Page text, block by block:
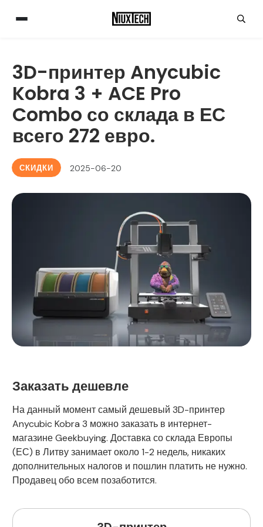
3D-принтер Anycubic
Kobra 3 + ACE Pro
Combo со склада в ЕС
всего 272 евро.
СКИДКИ 2025-06-20
Заказать дешевле
На данный момент самый дешевый 3D-принтер
Anycubic Kobra 3 можно заказать в интернет-
магазине Geekbuying. Доставка со склада Европы
(ЕС) в Литву занимает около 1-2 недель, никаких
дополнительных налогов и пошлин платить не нужно.
Продавец обо всем позаботится.